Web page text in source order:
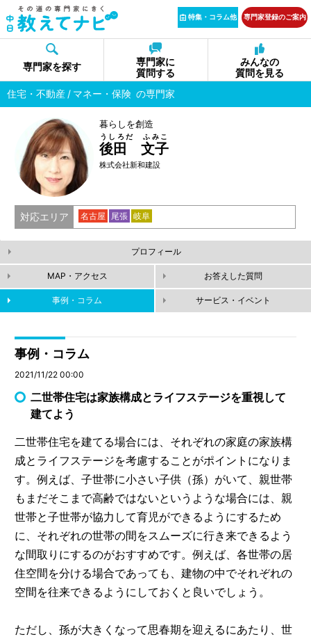
特集・コラム他 専門家登録のご案内
専門家を探す
専門家に
質問する
みんなの
質問を見る
住宅・不動産
マネー・保険 の専門家
暮らしを創造
後田 文子
うしろだ ふみこ
株式会社新和建設
対応エリア 名古屋 尾張 岐阜
プロフィール
MAP・アクセス お答えした質問
事例・コラム サービス・イベント
事例・コラム
2021/11/22 00:00
二世帯住宅は家族構成とライフステージを重視して
建てよう
二世帯住宅を建てる場合には、それぞれの家庭の家族構
成とライフステージを考慮することがポイントになりま
す。例えば、子世帯に小さい子供（孫）がいて、親世帯
もまだそこまで高齢ではないというような場合には、親
世帯と子世帯が協力して育児ができるようにするため
に、それぞれの世帯の間をスムーズに行き来できるよう
な間取りにするのがおすすめです。例えば、各世帯の居
住空間を分ける場合であっても、建物の中でそれぞれの
空間を往来できるようにしておくと良いでしょう。
ただし、孫が大きくなって思春期を迎えるにあたり、世